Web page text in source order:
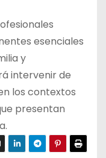
esenciales
y
intervenir de
los contextos
presentan